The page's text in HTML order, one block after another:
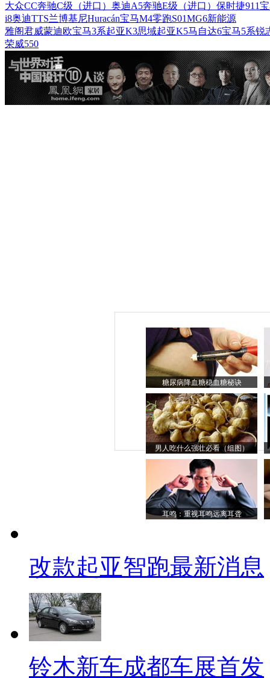
大众CC奔驰C级（进口） 奥迪A5奔驰E级（进口） 保时捷911
i8奥迪TTS兰博基尼Huracán宝马M4零跑S01MG6新能源
雅阁君威蒙迪欧宝马3系起亚K3思域起亚K5马自达6宝马5系锐
荣威550
糖尿病降血糖稳血糖秘诀
男人吃什么强壮必看（组图）
耳鸣：重视耳鸣远离耳聋
改款起亚智跑最新消息
铃木新车成都车展首发